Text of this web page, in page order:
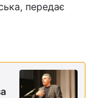
передає